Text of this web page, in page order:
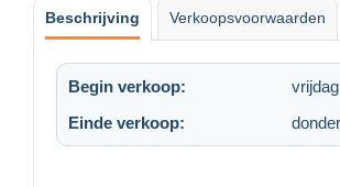
Beschrijving Verkoopsvoorwaarden
Begin verkoop:
Einde verkoop: